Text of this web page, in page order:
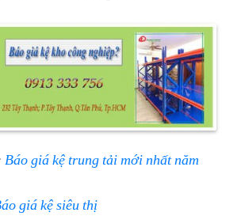
Báo giá kệ trung tải mới nhất năm
giá kệ siêu thị